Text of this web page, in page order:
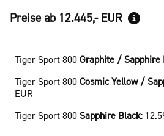
Preise ab 12.445,- EUR
Tiger Sport 800 Graphite / Sapphire
Tiger Sport 800 Cosmic Yellow /
EUR
Tiger Sport 800 Sapphire Black: